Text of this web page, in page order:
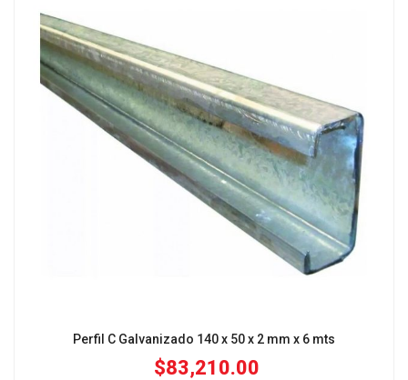
Perfil C Galvanizado 140 x 50 x 2 mm x 6 mts
$83,210.00